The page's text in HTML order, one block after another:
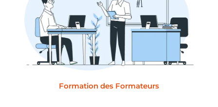
Formation des Formateurs